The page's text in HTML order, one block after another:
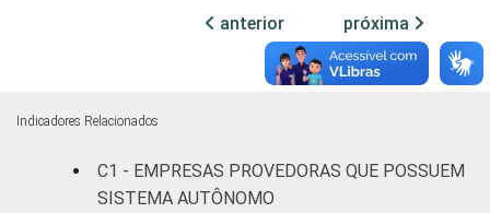
acessos
De 1.001 a
anterior próxima
Indicadores Relacionados
C1 - EMPRESAS PROVEDORAS QUE POSSUEM
SISTEMA AUTÔNOMO